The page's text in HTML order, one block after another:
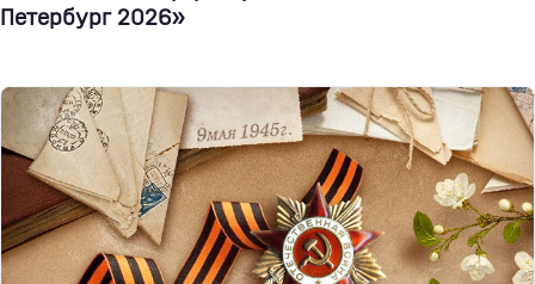
Петербург 2026»